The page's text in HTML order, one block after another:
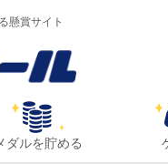
懸賞サイト
ダルを貯める